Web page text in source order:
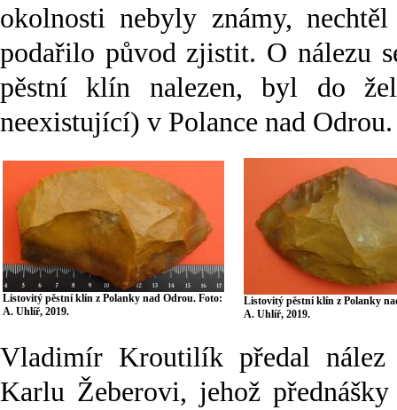
okolnosti nebyly známy,
podařilo původ zjistit. O nálezu
pěstní klín nalezen, byl do
neexistující) v Polance nad Odrou.
Listovitý pěstní klín z Polanky nad Odrou. Foto:
A. Uhlíř, 2019.
Listovitý pěstní klín z Polanky
A. Uhlíř, 2019.
Vladimír Kroutilík předal nález
Karlu Žeberovi, jehož